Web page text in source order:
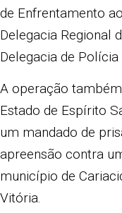
de Enfrentamento
Delegacia Regional
Delegacia de Polícia
A operação
Estado de Espírito
um mandado de
apreensão contra
município de
Vitória.